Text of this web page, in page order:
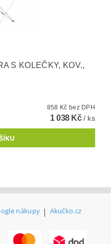
S KOLEČKY, KOV.,
858 Kč bez DPH
1 038 Kč/ ks
nákupy | Akučko.cz